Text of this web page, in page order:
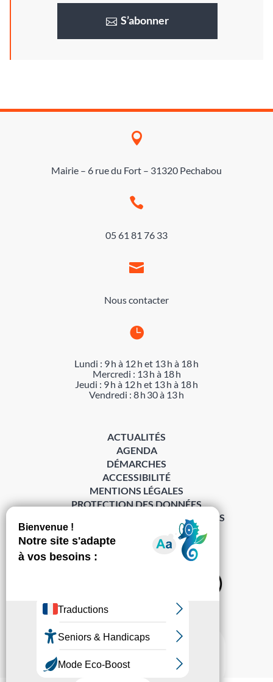
S’abonner

Mairie – 6 rue du Fort – 31320 Pechabou

05 61 81 76 33

Nous contacter

Lundi : 9 h à 12 h et 13 h à 18 h
Mercredi : 13 h à 18 h
Jeudi : 9 h à 12 h et 13 h à 18 h
Vendredi : 8 h 30 à 13 h
S’abonner à la Gazette ›
ACTUALITÉS
AGENDA
DÉMARCHES
ACCESSIBILITÉ
MENTIONS LÉGALES
PROTECTION DES DONNÉES
POLITIQUE DE GESTION DES COOKIES